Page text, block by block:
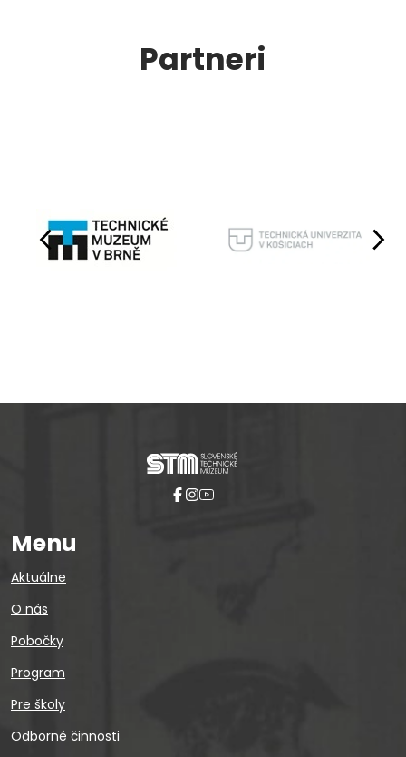
Partneri
Menu
Aktuálne
O nás
Pobočky
Program
Pre školy
Odborné činnosti